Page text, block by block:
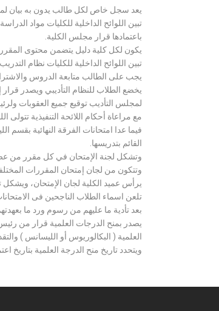
يعد سجل خاص لكل طالب يدون به بيان
تبين اللوائح الداخلية للكليات مواد
باعتمادها قرار مجلس الكلية.
يكون لكل كلية دليل يتضمن محتوى
تبين اللوائح الداخلية للكليات نظام
يجب على الطالب متابعة الدروس
يخضع الطلاب للنظام التأديبي ويصدر
لمجلس التأديب توقيع جميع العقوبات
مع مراعاة أحكام اللائحة التنفيذية تتولى
فيما عدا امتحانات الفرقة النهائية
القائم بتدريسها.
وتشكل لجنة الإمتحان في كل مقرر من
وتتكون من لجان إمتحان المقررات
يرأس عميد الكلية لجان الإمتحان، ويشكل
تلعن اسماء الطلاب الناجحين فى
بعد تأدية ما عليهم من رسوم ورد ما
يصدر بمنح الدرجات العلمية قرار من
العلمية ( البكالوريوس أو الليسانس )
ويتحدد تاريخ منح الدرجة العلمية بتاريخ